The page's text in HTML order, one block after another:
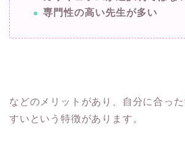
専門性の高い先生が多い
などのメリットがあり、自分に合っ
すいという特徴があります。